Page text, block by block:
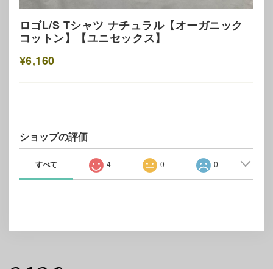
ロゴL/S Tシャツ ナチュラル【オーガニック
コットン】【ユニセックス】
¥6,160
ショップの評価
すべて 4 0 0